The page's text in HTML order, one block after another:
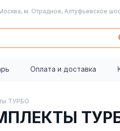
м. Отрадное, Алтуфьевское
Оплата и доставка
ТУРБО